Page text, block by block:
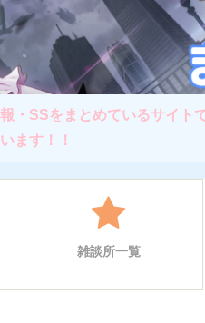
SSをまとめているサイ
ます！！
雑談所一覧